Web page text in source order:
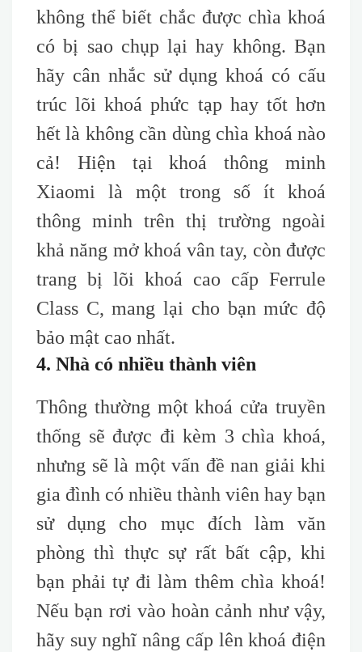
không thể biết chắc được chìa khoá
có bị sao chụp lại hay không. Bạn
hãy cân nhắc sử dụng khoá có cấu
trúc lõi khoá phức tạp hay tốt hơn
hết là không cần dùng chìa khoá nào
cả! Hiện tại khoá thông minh
Xiaomi là một trong số ít khoá
thông minh trên thị trường ngoài
khả năng mở khoá vân tay, còn được
trang bị lõi khoá cao cấp Ferrule
Class C, mang lại cho bạnmức độ
bảo mật cao nhất.
4. Nhà có nhiều thành viên
Thông thường một khoá cửa truyền
thống sẽ được đi kèm 3 chìa khoá,
nhưng sẽ là một vấn đề nan giải khi
gia đình có nhiều thành viên hay bạn
sử dụng cho mục đích làm văn
phòng thì thực sự rất bất cập, khi
bạn phải tự đi làm thêm chìa khoá!
Nếu bạn rơi vào hoàn cảnh như vậy,
hãy suy nghĩ nâng cấp lên khoá điện